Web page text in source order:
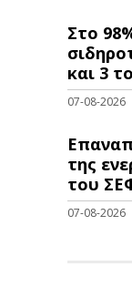
Στο
και 3
07-08-2026
της
του
07-08-2026